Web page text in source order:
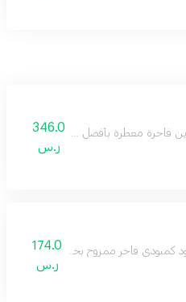
فاخرة معطرة بأفضل الخلطات الشرقية،
346.0
ر.س
كمبودي فاخر ممزوج بخلطات شرقية لتعطير
174.0
ر.س